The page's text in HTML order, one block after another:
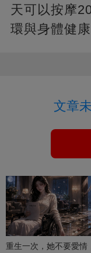
天可以按摩
環與身體健康
文章
重生一次，她不要愛情